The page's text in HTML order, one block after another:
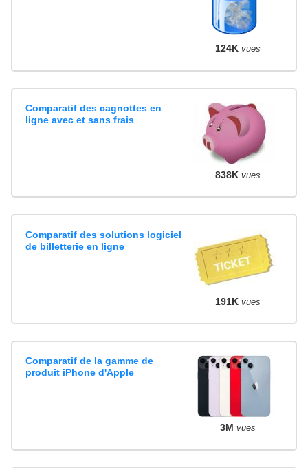
124K vues
Comparatif des cagnottes en
ligne avec et sans frais
838K vues
Comparatif des solutions logiciel
de billetterie en ligne
191K vues
Comparatif de la gamme de
produit iPhone d'Apple
3M vues